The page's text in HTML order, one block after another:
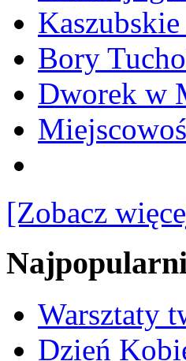
Bory
Dworek w
[Zobacz
Warsztaty
Dzień